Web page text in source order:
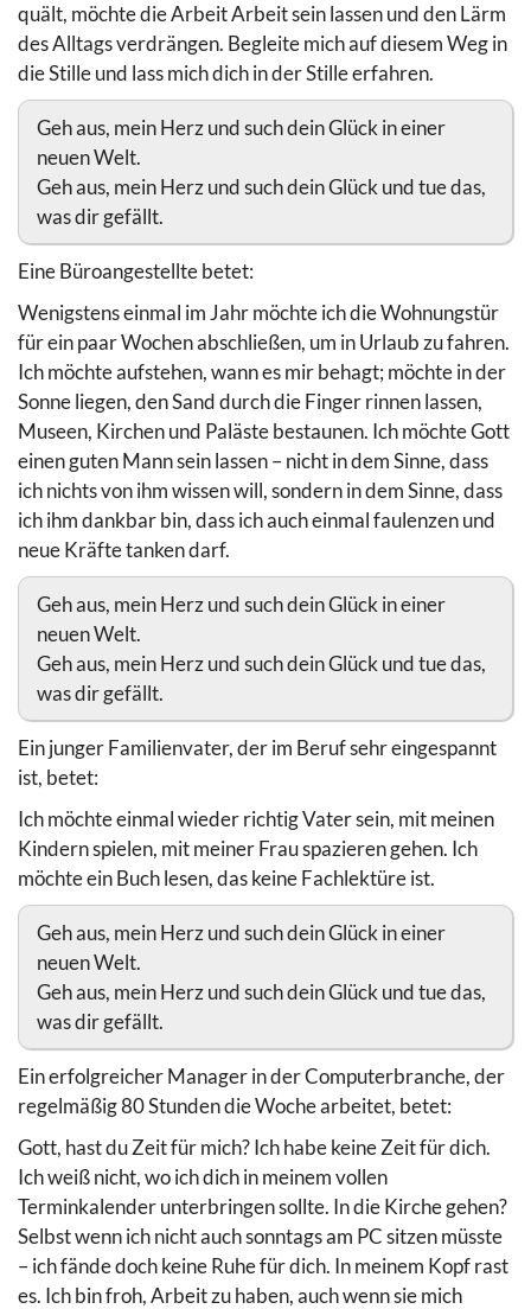
quält, möchte die Arbeit Arbeit sein lassen und den Lärm
des Alltags verdrängen. Begleite mich auf diesem Weg in
die Stille und lass mich dich in der Stille erfahren.
Geh aus, mein Herz und such dein Glück in einer
neuen Welt.
Geh aus, mein Herz und such dein Glück und tue das,
was dir gefällt.
Eine Büroangestellte betet:
Wenigstens einmal im Jahr möchte ich die Wohnungstür
für ein paar Wochen abschließen, um in Urlaub zu fahren.
Ich möchte aufstehen, wann es mir behagt; möchte in der
Sonne liegen, den Sand durch die Finger rinnen lassen,
Museen, Kirchen und Paläste bestaunen. Ich möchte Gott
einen guten Mann sein lassen – nicht in dem Sinne, dass
ich nichts von ihm wissen will, sondern in dem Sinne, dass
ich ihm dankbar bin, dass ich auch einmal faulenzen und
neue Kräfte tanken darf.
Geh aus, mein Herz und such dein Glück in einer
neuen Welt.
Geh aus, mein Herz und such dein Glück und tue das,
was dir gefällt.
Ein junger Familienvater, der im Beruf sehr eingespannt
ist, betet:
Ich möchte einmal wieder richtig Vater sein, mit meinen
Kindern spielen, mit meiner Frau spazieren gehen. Ich
möchte ein Buch lesen, das keine Fachlektüre ist.
Geh aus, mein Herz und such dein Glück in einer
neuen Welt.
Geh aus, mein Herz und such dein Glück und tue das,
was dir gefällt.
Ein erfolgreicher Manager in der Computerbranche, der
regelmäßig 80 Stunden die Woche arbeitet, betet:
Gott, hast du Zeit für mich? Ich habe keine Zeit für dich.
Ich weiß nicht, wo ich dich in meinem vollen
Terminkalender unterbringen sollte. In die Kirche gehen?
Selbst wenn ich nicht auch sonntags am PC sitzen müsste
– ich fände doch keine Ruhe für dich. In meinem Kopf rast
es. Ich bin froh, Arbeit zu haben, auch wenn sie mich